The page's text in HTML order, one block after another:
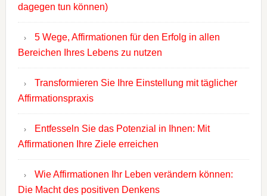
dagegen tun können)
5 Wege, Affirmationen für den Erfolg in allen
Bereichen Ihres Lebens zu nutzen
Transformieren Sie Ihre Einstellung mit täglicher
Affirmationspraxis
Entfesseln Sie das Potenzial in Ihnen: Mit
Affirmationen Ihre Ziele erreichen
Wie Affirmationen Ihr Leben verändern können:
Die Macht des positiven Denkens